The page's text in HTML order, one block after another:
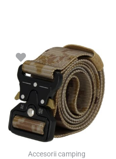
SUPER PREȚ!
Accesorii camping
Prețul
inițial
a
fost:
29.00 lei.
Prețul
curent
este:
14.52 lei.